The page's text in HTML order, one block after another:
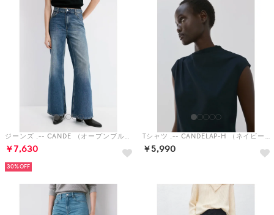
ジーンズ .-- CANDE （オープンブルー）
￥7,630
30%
Tシャツ .-- CANDELAP-H （ネイビーブルー）
￥5,990